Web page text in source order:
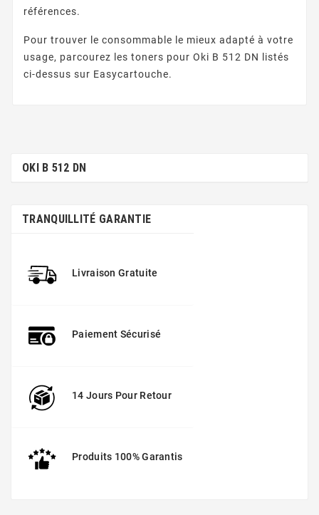
références.
Pour trouver le consommable le mieux adapté à votre
usage, parcourez les toners pour Oki B 512 DN listés
ci-dessus sur Easycartouche.
OKI B 512 DN
TRANQUILLITÉ GARANTIE
Livraison Gratuite
Paiement Sécurisé
14 Jours Pour Retour
Produits 100% Garantis